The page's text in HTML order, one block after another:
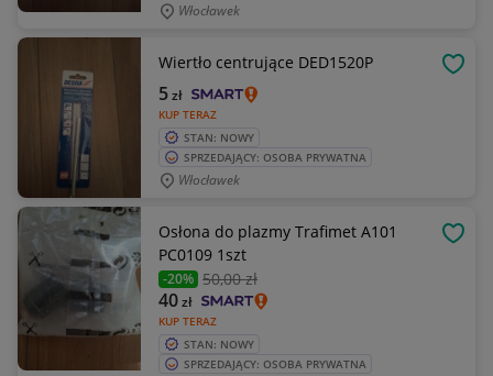
Włocławek
Wiertło centrujące DED1520P
KUP TERAZ
5zł
STAN: NOWY
SPRZEDAJĄCY: OSOBA PRYWATNA
Włocławek
Osłona do plazmy Trafimet A101
PC0109 1szt
-20% 50,00 zł
KUP TERAZ
40zł
STAN: NOWY
SPRZEDAJĄCY: OSOBA PRYWATNA